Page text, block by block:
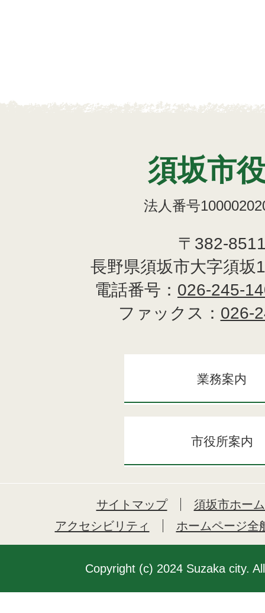
須坂市
法人番号
〒382-
長野県須坂市大字須坂
電話番号： 026-245-
ファックス： 026-
業務案内
市役所案内
サイトマップ
須坂市ホー
アクセシビリティ
ホームページ全
Copyright (c) 2024 Suzaka city.